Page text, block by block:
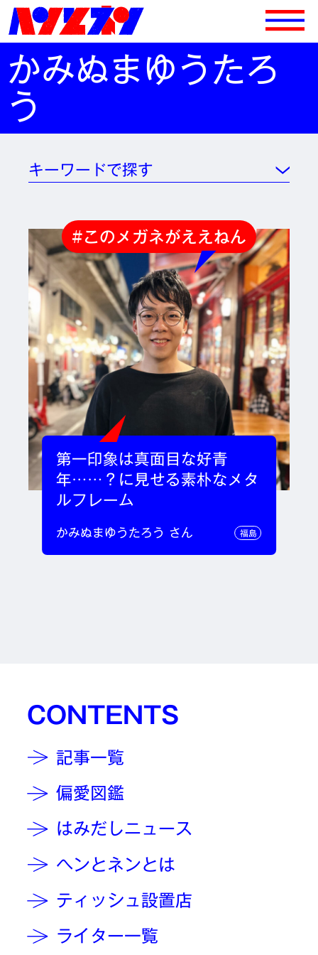
かみぬまゆうたろ
う
キーワードで探す
#このメガネがええねん
第一印象は真面目な好青
年……？に見せる素朴なメタ
ルフレーム
かみぬまゆうたろう さん 福島
CONTENTS
記事一覧
偏愛図鑑
はみだしニュース
ヘンとネンとは
ティッシュ設置店
ライター一覧